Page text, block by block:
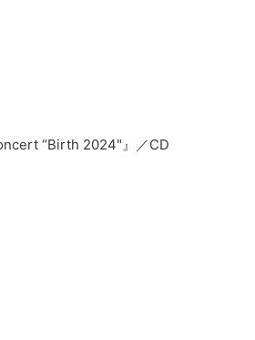
“Birth 2024"』／CD